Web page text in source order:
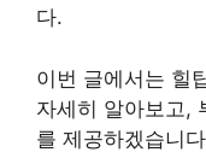
다.
이번 글에서는 힐
자세히 알아보고,
를 제공하겠습니